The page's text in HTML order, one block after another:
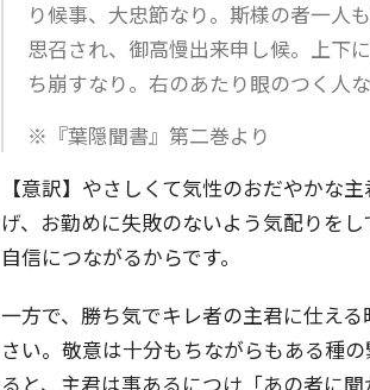
り候事、大忠節なり。斯様の者一人
思召され、御高慢出来申し候。上下
ち崩すなり。右のあたり眼のつく
※『葉隠聞書』第二巻より
【意訳】やさしくて気性のおだやかな
げ、お勤めに失敗のないよう気配りを
自信につながるからです。
一方で、勝ち気でキレ者の主君に仕え
さい。敬意は十分もちながらもある種
ると、主君は事あるにつけ「あの者に